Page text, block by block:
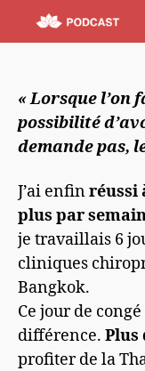
« Lorsque l’on
possibilité
demande pas,
J’ai enfinréussi
plus par
je travaillais 6
cliniques
Bangkok.
Ce jour de
différence. Plus
profiter de la